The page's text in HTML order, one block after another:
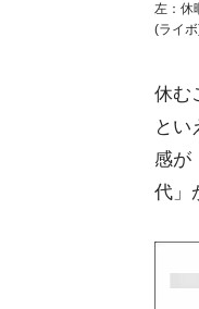
左：休
(ライ
休む
とい
感が
代」